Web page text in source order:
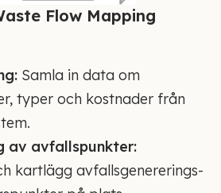
Flow Mapping
Samla in data om
typer och kostnader från
av avfallspunkter:
kartlägg avfallsgenererings-